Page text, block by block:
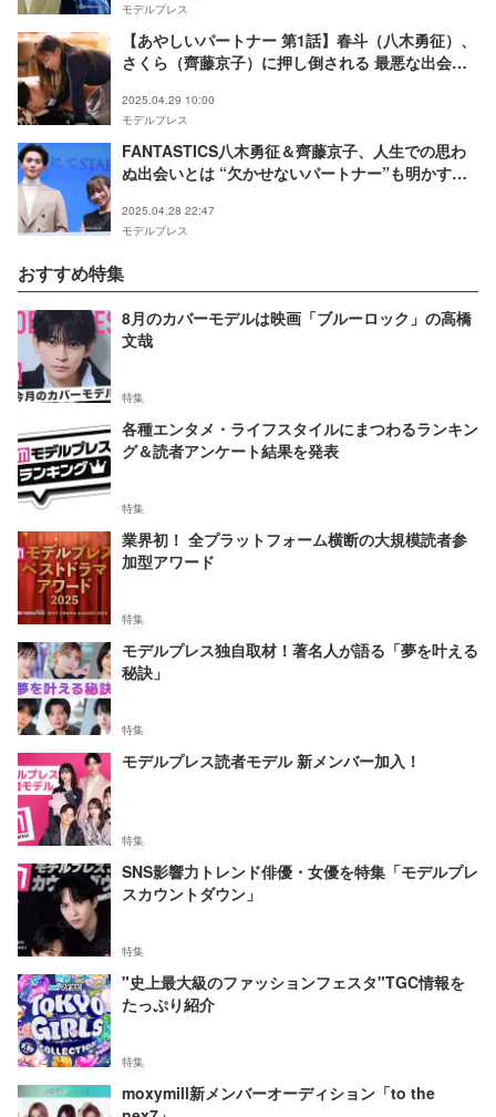
モデルプレス
【あやしいパートナー 第1話】春斗（八木勇征）、
さくら（齊藤京子）に押し倒される 最悪な出会い
2025.04.29 10:00
モデルプレス
FANTASTICS八木勇征＆齊藤京子、人生での思わ
ぬ出会いとは “欠かせないパートナー”も明かす
2025.04.28 22:47
モデルプレス
おすすめ特集
8月のカバーモデルは映画「ブルーロック」の高橋
文哉
特集
各種エンタメ・ライフスタイルにまつわるランキン
グ＆読者アンケート結果を発表
特集
業界初！ 全プラットフォーム横断の大規模読者参
加型アワード
特集
モデルプレス独自取材！著名人が語る「夢を叶える
秘訣」
特集
モデルプレス読者モデル 新メンバー加入！
特集
SNS影響力トレンド俳優・女優を特集「モデルプレ
スカウントダウン」
特集
"史上最大級のファッションフェスタ"TGC情報を
たっぷり紹介
特集
moxymill新メンバーオーディション「to the